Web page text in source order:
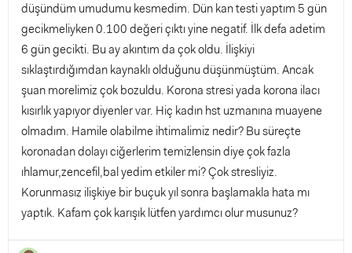
düşündüm umudumu kesmedim. Dün kan testi yaptım 5 gün
gecikmeliyken 0.100 değeri çıktı yine negatif. İlk defa adetim
6 gün gecikti. Bu ay akıntım da çok oldu. İlişkiyi
sıklaştırdığımdan kaynaklı olduğunu düşünmüştüm. Ancak
şuan morelimiz çok bozuldu. Korona stresi yada korona ilacı
kısırlık yapıyor diyenler var. Hiç kadın hst uzmanına muayene
olmadım. Hamile olabilme ihtimalimiz nedir? Bu süreçte
koronadan dolayı ciğerlerim temizlensin diye çok fazla
ıhlamur,zencefil,bal yedim etkiler mi? Çok stresliyiz.
Korunmasız ilişkiye bir buçuk yıl sonra başlamakla hata mı
yaptık. Kafam çok karışık lütfen yardımcı olur musunuz?